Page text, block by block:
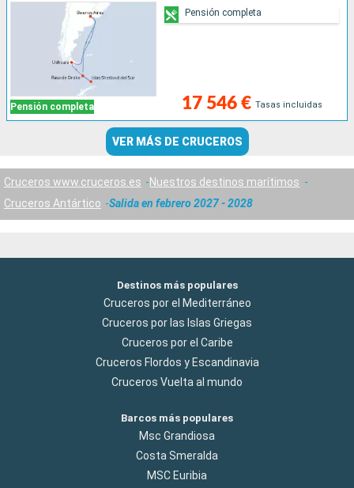
Pensión completa 17 546 € Tasas incluidas
Pensión completa
VER MÁS DE CRUCEROS
Cruceros www.cruceros.es
Nuestros destinos marítimos
Cruceros Antártico
Salida en febrero 2027 - 2028
Destinos más populares
Cruceros por el Mediterráneo
Cruceros por las Islas Griegas
Cruceros por el Caribe
Cruceros Flordos y Escandinavia
Cruceros Vuelta al mundo
Barcos más populares
Msc Grandiosa
Costa Smeralda
MSC Euribia